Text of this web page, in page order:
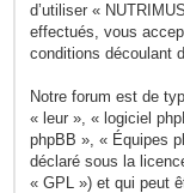
d’utiliser «
effectués, vous
conditions découlant
Notre forum est de
« leur », « logiciel
phpBB », « Équipes
déclaré sous la
« GPL ») et qui peut